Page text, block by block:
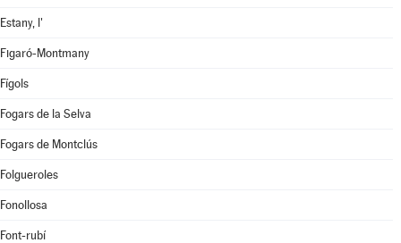
Estany, l'
Figaró-Montmany
Fígols
Fogars de la Selva
Fogars de Montclús
Folgueroles
Fonollosa
Font-rubí